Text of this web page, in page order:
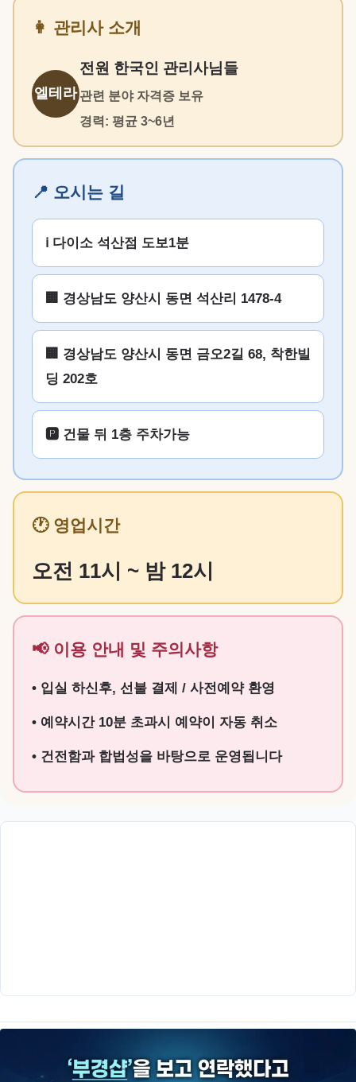
👩 관리사 소개
엘테라
전원 한국인 관리사님들
관련 분야 자격증 보유
경력: 평균 3~6년
📍 오시는 길
ℹ️ 다이소 석산점 도보1분
🏢 경상남도 양산시 동면 석산리 1478-4
🏢 경상남도 양산시 동면 금오2길 68, 착한빌
딩 202호
🅿️ 건물 뒤 1층 주차가능
🕐 영업시간
오전 11시 ~ 밤 12시
📢 이용 안내 및 주의사항
• 입실 하신후, 선불 결제 / 사전예약 환영
• 예약시간 10분 초과시 예약이 자동 취소
• 건전함과 합법성을 바탕으로 운영됩니다